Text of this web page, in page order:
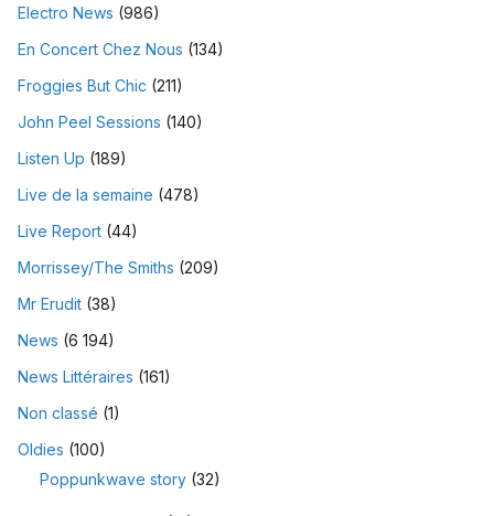
Electro News (986)
En Concert Chez Nous (134)
Froggies But Chic (211)
John Peel Sessions (140)
Listen Up (189)
Live de la semaine (478)
Live Report (44)
Morrissey/The Smiths (209)
Mr Erudit (38)
News (6 194)
News Littéraires (161)
Non classé (1)
Oldies (100)
Poppunkwave story (32)